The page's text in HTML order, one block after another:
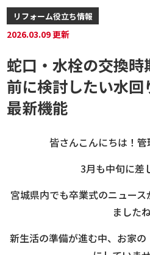
リフォーム役立ち情報
2026.03.09 更新
蛇口・水栓の交換
前に検討したい水回
最新機能
皆さんこんにちは！管
3月も中旬に差
宮城県内でも卒業式のニュー
ましたね
新生活の準備が進む中、お家